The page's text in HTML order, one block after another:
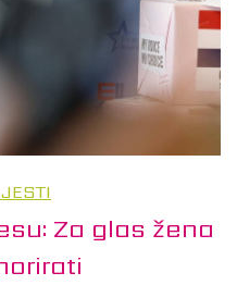
Za glas žena